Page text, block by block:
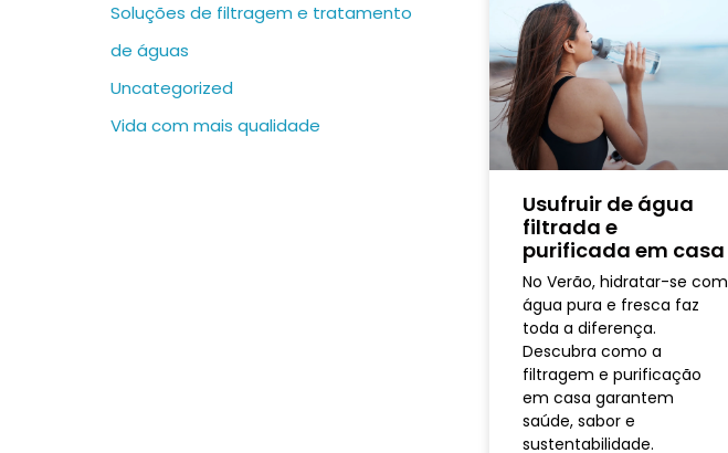
Soluções de filtragem e tratamento
de águas
Uncategorized
Vida com mais qualidade
Usufruir de água
filtrada e
purificada em casa
No Verão, hidratar-se com
água pura e fresca faz
toda a diferença.
Descubra como a
filtragem e purificação
em casa garantem
saúde, sabor e
sustentabilidade.